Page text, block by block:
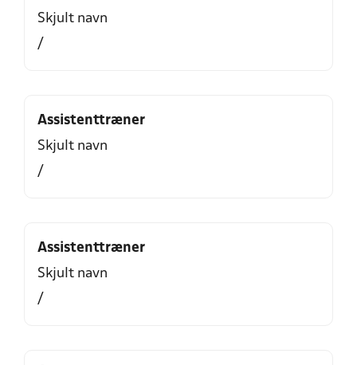
Skjult navn
/
Assistenttræner
Skjult navn
/
Assistenttræner
Skjult navn
/